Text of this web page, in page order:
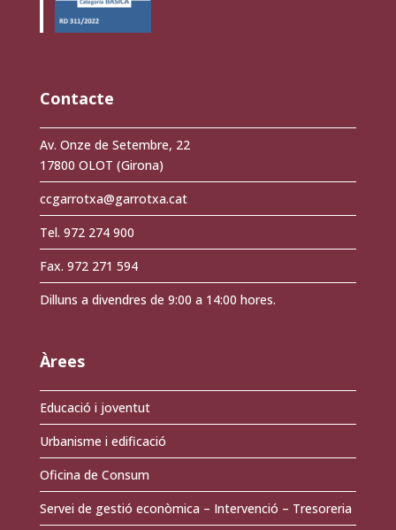
Contacte
Av. Onze de Setembre, 22
17800 OLOT (Girona)
ccgarrotxa@garrotxa.cat
Tel. 972 274 900
Fax. 972 271 594
Dilluns a divendres de 9:00 a 14:00 hores.
Àrees
Educació i joventut
Urbanisme i edificació
Oficina de Consum
Servei de gestió econòmica – Intervenció – Tresoreria